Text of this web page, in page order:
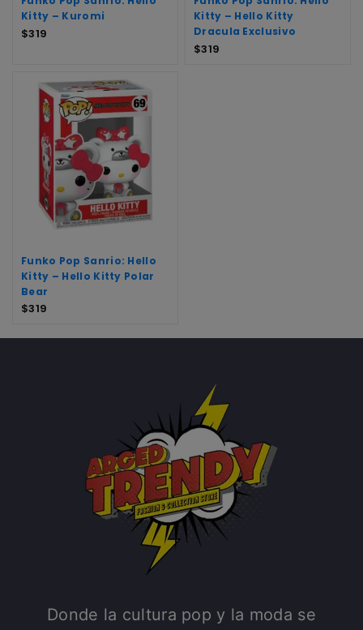
Kitty – Kuromi
$319
Kitty – Hello Kitty
Dracula Exclusivo
$319
Funko Pop Sanrio: Hello
Kitty – Hello Kitty Polar
Bear
$319
Donde la cultura pop y la moda se